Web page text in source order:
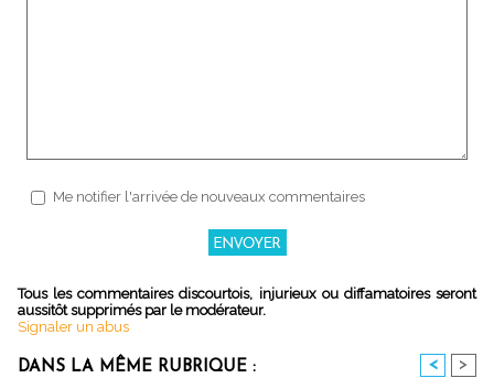
Me notifier l'arrivée de nouveaux commentaires
Tous les commentaires discourtois, injurieux ou diffamatoires seront
aussitôt supprimés par le modérateur.
Signaler un abus
DANS LA MÊME RUBRIQUE : < >